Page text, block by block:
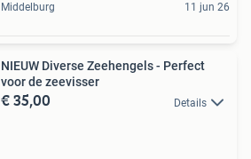
Middelburg 11 jun 26
NIEUW Diverse Zeehengels - Perfect
voor de zeevisser
€ 35,00 Details